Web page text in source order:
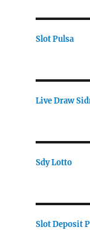
Slot Pulsa
Live Draw
Sdy Lotto
Slot Deposit